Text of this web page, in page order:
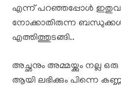
എന്ന് പറഞ്ഞപ്പോൾ
നോക്കാതിരുന്ന
എത്തിത്തുടങ്ങി..
അച്ഛനും അമ്മയ്ക്കും നല്ല
ആയി ലഭിക്കും പിന്നെ